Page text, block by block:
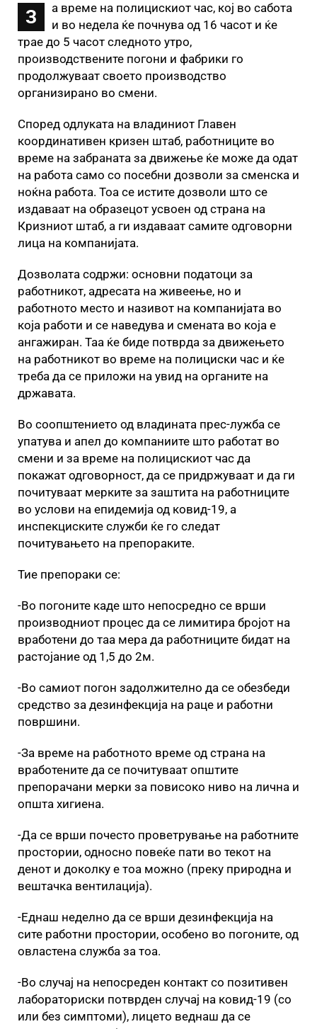
З
а време на полицискиот час, кој во сабота
и во недела ќе почнува од 16 часот и ќе
трае до 5 часот следното утро,
производствените погони и фабрики го
продолжуваат своето производство
организирано во смени.
Според одлуката на владиниот Главен
координативен кризен штаб, работниците во
време на забраната за движење ќе може да одат
на работа само со посебни дозволи за сменска и
ноќна работа. Тоа се истите дозволи што се
издаваат на образецот усвоен од страна на
Кризниот штаб, а ги издаваат самите одговорни
лица на компанијата.
Дозволата содржи: основни податоци за
работникот, адресата на живеење, но и
работното место и називот на компанијата во
која работи и се наведува и смената во која е
ангажиран. Таа ќе биде потврда за движењето
на работникот во време на полициски час и ќе
треба да се приложи на увид на органите на
државата.
Во соопштението од владината прес-лужба се
упатува и апел до компаниите што работат во
смени и за време на полицискиот час да
покажат одговорност, да се придржуваат и да ги
почитуваат мерките за заштита на работниците
во услови на епидемија од ковид-19, а
инспекциските служби ќе го следат
почитувањето на препораките.
Тие препораки се:
-Во погоните каде што непосредно се врши
производниот процес да се лимитира бројот на
вработени до таа мера да работниците бидат на
растојание од 1,5 до 2м.
-Во самиот погон задолжително да се обезбеди
средство за дезинфекција нa раце и работни
површини.
-За време на работното време од страна на
вработените да се почитуваат општите
препорачани мерки за повисоко ниво на лична и
општа хигиена.
-Да се врши почесто проветрување на работните
простории, односно повеќе пати во текот на
денот и доколку е тоа можно (преку природна и
вештачка вентилација).
-Еднаш неделно да се врши дезинфекција на
сите работни простории, особено во погоните, од
овластена служба за тоа.
-Во случај на непосреден контакт со позитивен
лабораториски потврден случај на ковид-19 (со
или без симптоми), лицето веднаш да се